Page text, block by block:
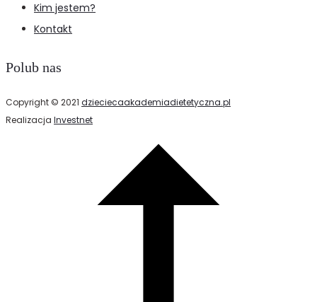
Kim jestem?
Kontakt
Polub nas
Copyright © 2021 dzieciecaakademiadietetyczna.pl
Realizacja Investnet